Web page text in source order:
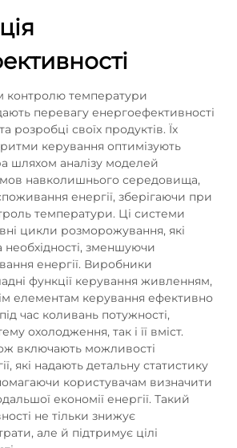
контролю температури
перевагу енергоефективності
розробці своїх продуктів. Їх
керування оптимізують
шляхом аналізу моделей
навколишнього середовища,
енергії, зберігаючи при
температури. Ці системи
цикли розморожування, які
зменшуючи
енергії. Виробники
функції керування живленням,
елементам керування ефективно
час коливань потужності,
охолодження, так і її вміст.
включають можливості
які надають детальну статистику
користувачам визначити
економії енергії. Такий
не тільки знижує
але й підтримує цілі